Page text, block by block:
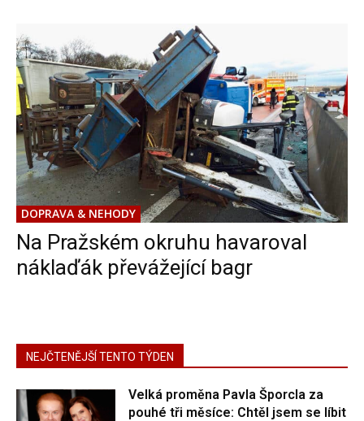
DOPRAVA & NEHODY
Na Pražském okruhu havaroval
náklaďák převážející bagr
NEJČTENĚJŠÍ TENTO TÝDEN
Velká proměna Pavla Šporcla za
pouhé tři měsíce: Chtěl jsem se líbit